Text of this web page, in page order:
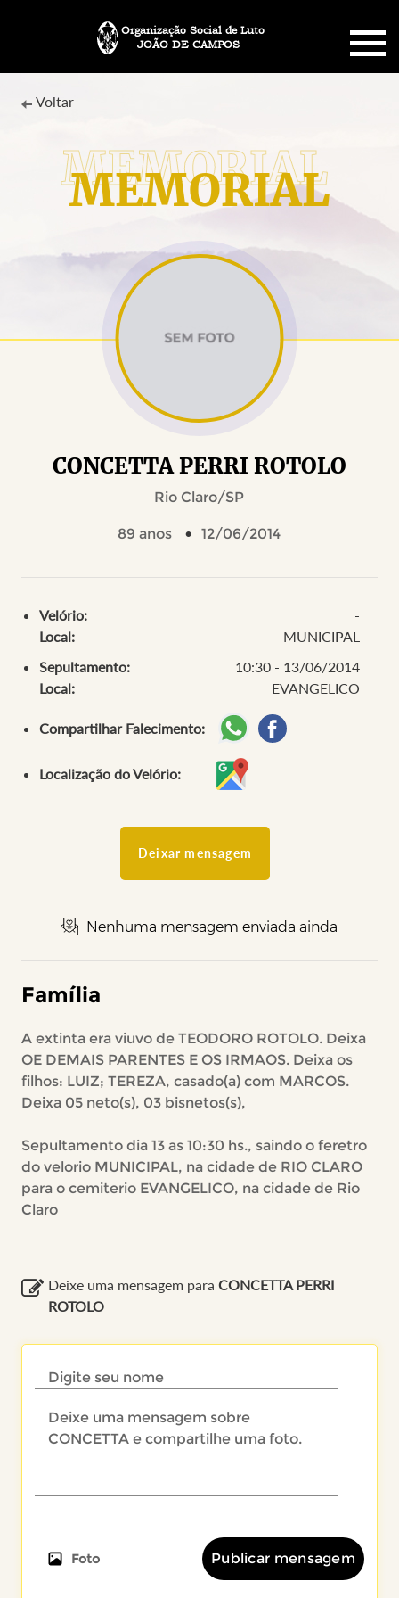
JOÃO DE CAMPOS
Organização Social de Luto
SOBRE NÓS
PLANO FUNERÁRIO
MENSAGENS
MEMORIAL
Voltar
CONCETTA PERRI ROTOLO
Rio Claro/SP
89 anos 12/06/2014
Velório:
-
Local:
MUNICIPAL
Sepultamento:
10:30 - 13/06/2014
Local:
EVANGELICO
Compartilhar Falecimento:
Localização do Velório:
Deixar mensagem
Nenhuma mensagem enviada ainda
Família
A extinta era viuvo de TEODORO ROTOLO. Deixa
OE DEMAIS PARENTES E OS IRMAOS. Deixa os
filhos: LUIZ; TEREZA, casado(a) com MARCOS.
Deixa 05 neto(s), 03 bisnetos(s),
Sepultamento dia 13 as 10:30 hs., saindo o feretro
do velorio MUNICIPAL, na cidade de RIO CLARO
para o cemiterio EVANGELICO, na cidade de Rio
Claro
Deixe uma mensagem para CONCETTA PERRI
ROTOLO
Foto Publicar mensagem